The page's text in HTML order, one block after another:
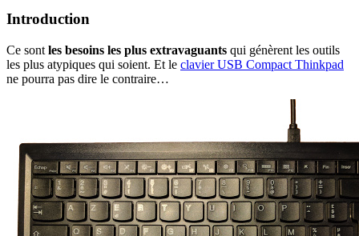
Introduction
Ce sont les besoins les plus extravaguants qui génèrent les outils
les plus atypiques qui soient. Et le clavier USB Compact Thinkpad
ne pourra pas dire le contraire…